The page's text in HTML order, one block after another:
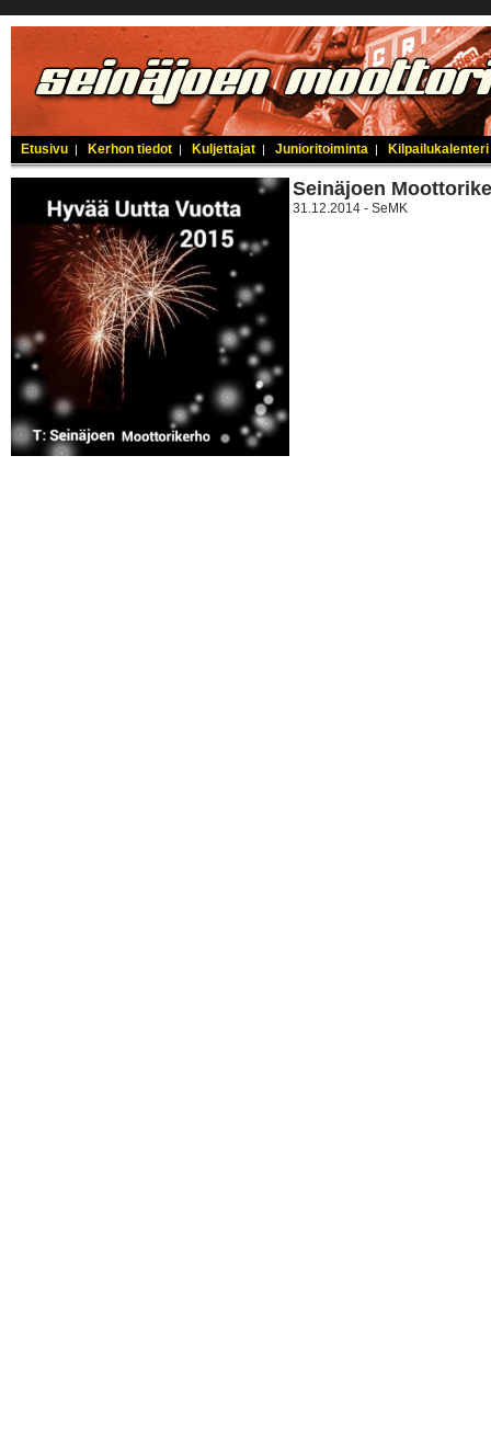
Etusivu | Kerhon tiedot | Kuljettajat | Junioritoiminta | Kilpailukalenteri
Seinäjoen
31.12.2014 - SeMK